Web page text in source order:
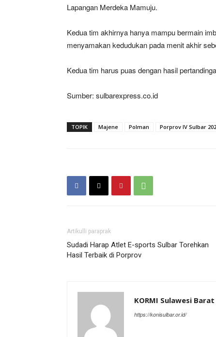
Lapangan Merdeka Mamuju.
Kedua tim akhirnya hanya mampu bermain
menyamakan kedudukan pada menit akhir
Kedua tim harus puas dengan hasil
Sumber: sulbarexpress.co.id
TOPIK Majene Polman Porprov IV Sulbar
Artikulli paraprak
Sudadi Harap Atlet E-sports Sulbar Torehkan
Hasil Terbaik di Porprov
KORMI Sulawesi Barat
https://konisulbar.or.id/